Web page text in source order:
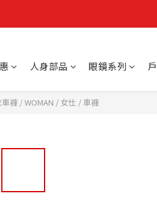
人身部品 眼鏡系列
褲 /WOMAN / 女仕 /車褲